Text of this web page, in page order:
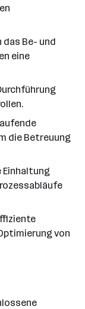
das Be- und
eine
die Betreuung
Einhaltung
von